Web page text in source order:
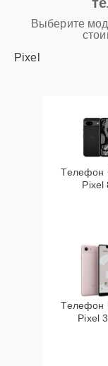
Выберите
Pixel
Телефон
Pixel
Телефон
Pixel